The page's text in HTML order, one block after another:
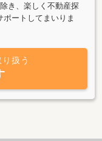
き、楽しく不動産探
ートしてまいりま
ったらいいのか
ィレッジクリエイ
魅力ある不動産屋さ
ー21ヴィレッジクリエ
動産屋≫です。
扱う